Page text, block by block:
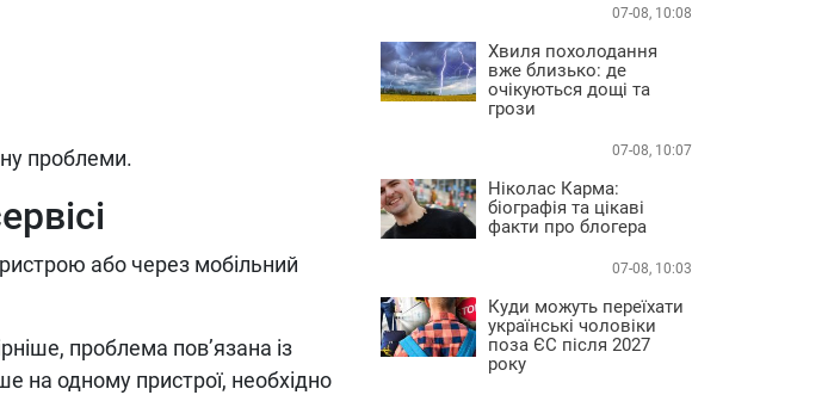
проблеми.
або через мобільний
проблема пов’язана із
на одному пристрої, необхідно
07-08, 10:08
Хвиля похолодання
вже близько: де
очікуються дощі та
грози
07-08, 10:07
Ніколас Карма:
біографія та цікаві
факти про блогера
07-08, 10:03
Куди можуть переїхати
українські чоловіки
поза ЄС після 2027
року